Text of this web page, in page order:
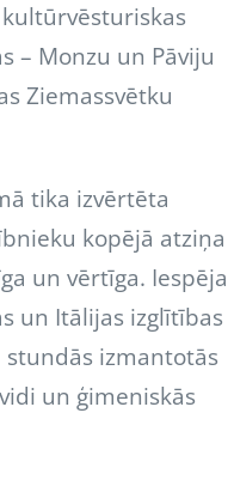
– Monzu un Pāviju
Ziemassvētku
tika izvērtēta
kopējā atziņa
un vērtīga. Iespēja
un Itālijas izglītības
izmantotās
un ģimeniskās